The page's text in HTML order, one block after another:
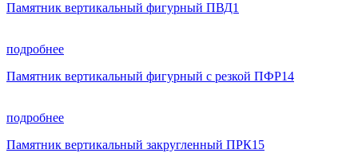
Памятник вертикальный фигурный ПВД1
подробнее
Памятник вертикальный фигурный с резкой ПФР14
подробнее
Памятник вертикальный закругленный ПРК15